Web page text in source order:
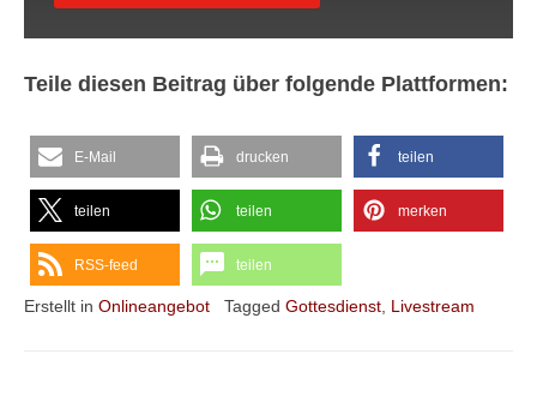
Teile diesen Beitrag über folgende Plattformen:
E-Mail drucken teilen
teilen teilen merken
RSS-feed teilen
Erstellt in Onlineangebot Tagged Gottesdienst Livestream